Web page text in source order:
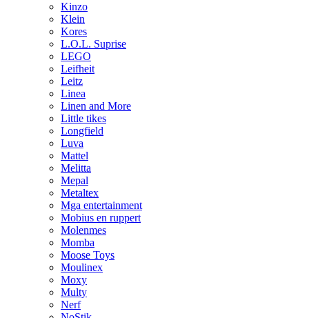
Kinzo
Klein
Kores
L.O.L. Suprise
LEGO
Leifheit
Leitz
Linea
Linen and More
Little tikes
Longfield
Luva
Mattel
Melitta
Mepal
Metaltex
Mga entertainment
Mobius en ruppert
Molenmes
Momba
Moose Toys
Moulinex
Moxy
Multy
Nerf